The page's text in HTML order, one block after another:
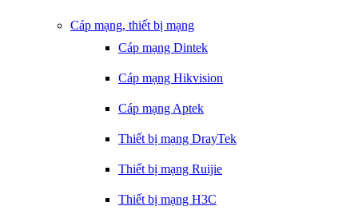
Cáp mạng, thiết bị mạng
Cáp mạng Dintek
Cáp mạng Hikvision
Cáp mạng Aptek
Thiết bị mạng DrayTek
Thiết bị mạng Ruijie
Thiết bị mạng H3C